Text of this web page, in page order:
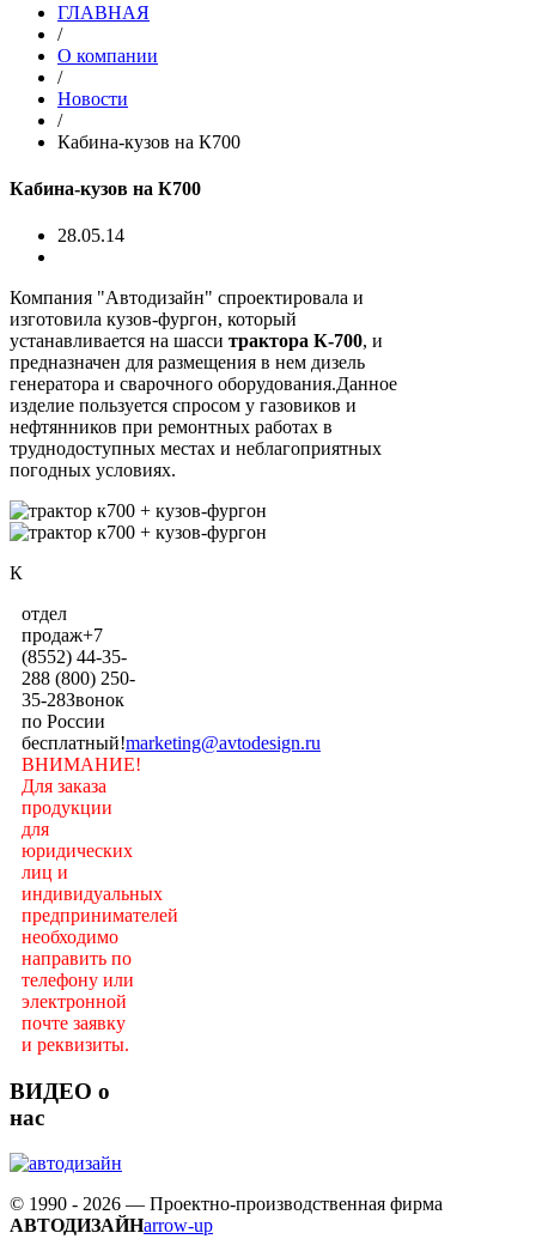
ГЛАВНАЯ
/
О компании
/
Новости
/
Кабина-кузов на К700
Кабина-кузов на К700
28.05.14
Компания "Автодизайн" спроектировала и
изготовила кузов-фургон, который
устанавливается на шасси трактора К-700, и
предназначен для размещения в нем дизель
генератора и сварочного оборудования.Данное
изделие пользуется спросом у газовиков и
нефтянников при ремонтных работах в
труднодоступных местах и неблагоприятных
погодных условиях.
К
отдел
продаж+7
(8552) 44-35-
288 (800) 250-
35-28Звонок
по России
бесплатный!marketing@avtodesign.ru
ВНИМАНИЕ!
Для заказа
продукции
для
юридических
лиц и
индивидуальных
предпринимателей
необходимо
направить по
телефону или
электронной
почте заявку
и реквизиты.
ВИДЕО о
нас
© 1990 - 2026 — Проектно-производственная фирма
АВТОДИЗАЙНarrow-up